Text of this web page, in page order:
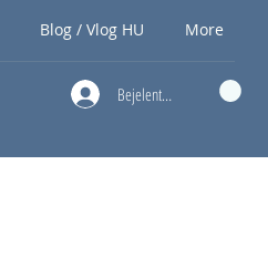
Blog / Vlog HU More
Bejelentkezés